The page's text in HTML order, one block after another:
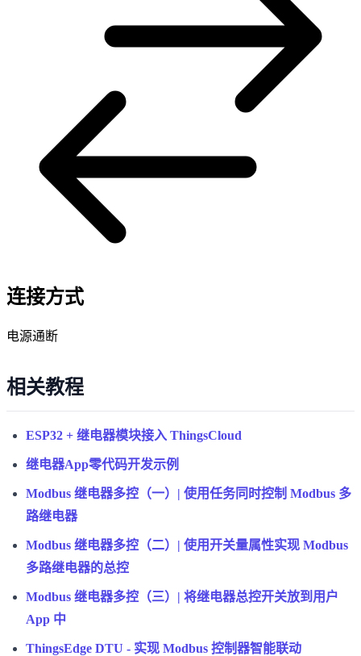
连接方式
电源通断
相关教程
ESP32 + 继电器模块接入 ThingsCloud
继电器App零代码开发示例
Modbus 继电器多控（一）| 使用任务同时控制 Modbus 多
路继电器
Modbus 继电器多控（二）| 使用开关量属性实现 Modbus
多路继电器的总控
Modbus 继电器多控（三）| 将继电器总控开关放到用户
App 中
ThingsEdge DTU - 实现 Modbus 控制器智能联动